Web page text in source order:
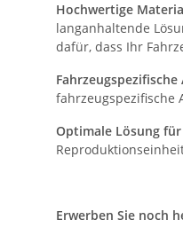
Hochwertige
langanhaltende
dafür, dass Ihr
Fahrzeugspezifische
fahrzeugspezifische
Optimale Lösung für
Erwerben Sie noch